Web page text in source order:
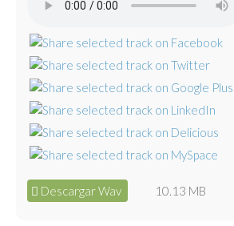
Descargar Wav 10.13 MB